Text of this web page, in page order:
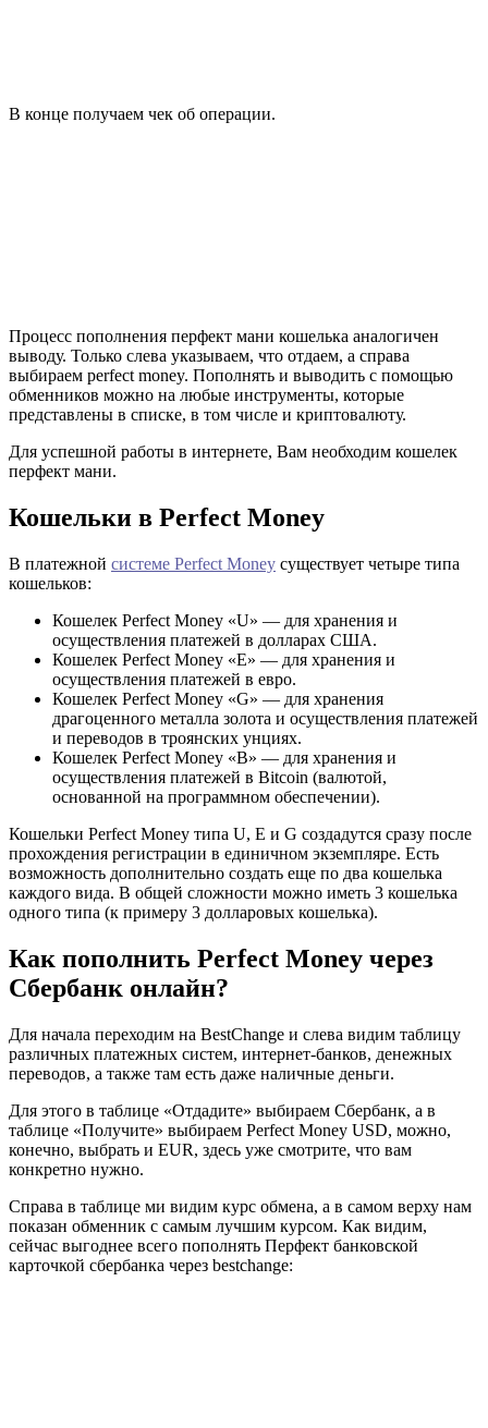
В конце получаем чек об операции.
Процесс пополнения перфект мани кошелька аналогичен
выводу. Только слева указываем, что отдаем, а справа
выбираем perfect money. Пополнять и выводить с помощью
обменников можно на любые инструменты, которые
представлены в списке, в том числе и криптовалюту.
Для успешной работы в интернете, Вам необходим кошелек
перфект мани.
Кошельки в Perfect Money
В платежной системе Perfect Money существует четыре типа
кошельков:
Кошелек Perfect Money «U» — для хранения и
осуществления платежей в долларах США.
Кошелек Perfect Money «E» — для хранения и
осуществления платежей в евро.
Кошелек Perfect Money «G» — для хранения
драгоценного металла золота и осуществления платежей
и переводов в троянских унциях.
Кошелек Perfect Money «B» — для хранения и
осуществления платежей в Bitcoin (валютой,
основанной на программном обеспечении).
Кошельки Perfect Money типа U, E и G создадутся сразу после
прохождения регистрации в единичном экземпляре. Есть
возможность дополнительно создать еще по два кошелька
каждого вида. В общей сложности можно иметь 3 кошелька
одного типа (к примеру 3 долларовых кошелька).
Как пополнить Perfect Money через
Сбербанк онлайн?
Для начала переходим на BestChange и слева видим таблицу
различных платежных систем, интернет-банков, денежных
переводов, а также там есть даже наличные деньги.
Для этого в таблице «Отдадите» выбираем Сбербанк, а в
таблице «Получите» выбираем Perfect Money USD, можно,
конечно, выбрать и EUR, здесь уже смотрите, что вам
конкретно нужно.
Справа в таблице ми видим курс обмена, а в самом верху нам
показан обменник с самым лучшим курсом. Как видим,
сейчас выгоднее всего пополнять Перфект банковской
карточкой сбербанка через bestchange: